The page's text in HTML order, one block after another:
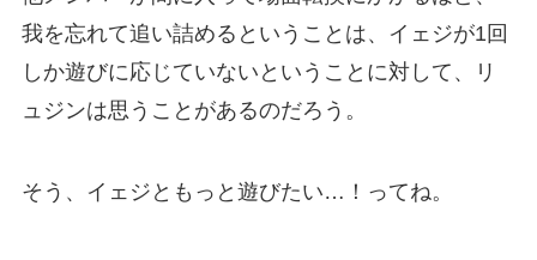
我を忘れて追い詰めるということは、イェジが1回
しか遊びに応じていないということに対して、リ
ュジンは思うことがあるのだろう。
そう、イェジともっと遊びたい…！ってね。